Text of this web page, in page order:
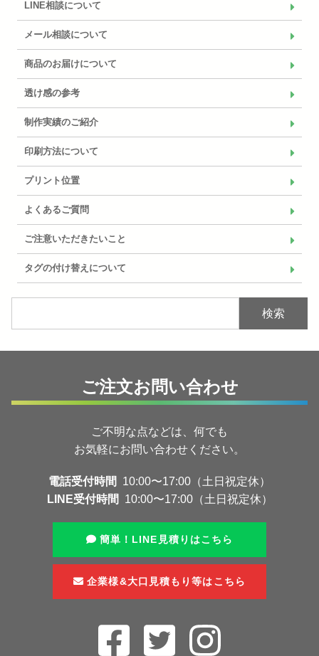
LINE相談について
メール相談について
商品のお届けについて
透け感の参考
制作実績のご紹介
印刷方法について
プリント位置
よくあるご質問
ご注意いただきたいこと
タグの付け替えについて
検索
ご注文お問い合わせ
ご不明な点などは、何でも
お気軽にお問い合わせください。
電話受付時間
10:00〜17:00（土日祝定休）
LINE受付時間
10:00〜17:00（土日祝定休）
簡単！LINE見積りはこちら
企業様&大口見積もり等はこちら